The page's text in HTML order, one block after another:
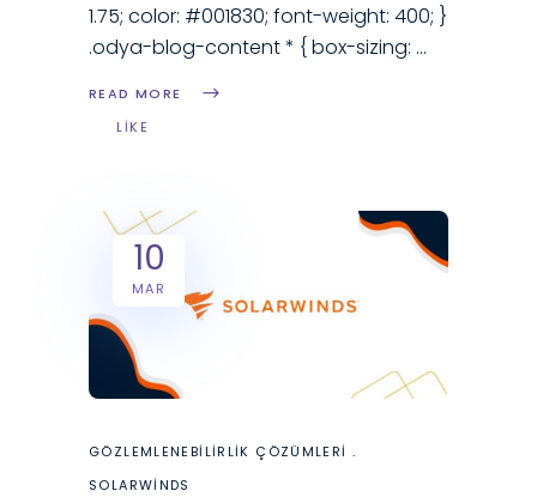
1.75; color: #001830; font-weight: 400; }
.odya-blog-content * { box-sizing:
READ MORE
LIKE
10
MAR
GÖZLEMLENEBILIRLIK ÇÖZÜMLERI
SOLARWINDS